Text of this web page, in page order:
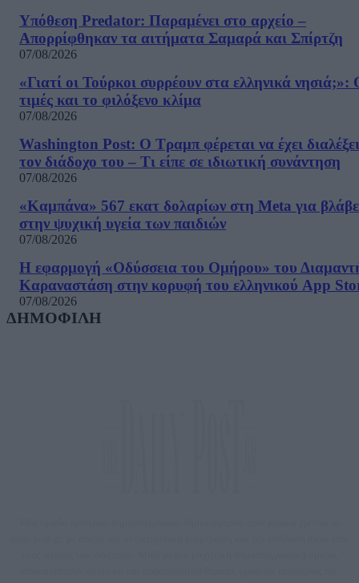
Υπόθεση Predator: Παραμένει στο αρχείο –
Απορρίφθηκαν τα αιτήματα Σαμαρά και Σπίρτζη
07/08/2026
«Γιατί οι Τούρκοι συρρέουν στα ελληνικά νησιά;»:
τιμές και το φιλόξενο κλίμα
07/08/2026
Washington Post: Ο Τραμπ φέρεται να έχει διαλέξει
τον διάδοχο του – Τι είπε σε ιδιωτική συνάντηση
07/08/2026
«Καμπάνα» 567 εκατ δολαρίων στη Meta για
στην ψυχική υγεία των παιδιών
07/08/2026
Η εφαρμογή «Οδύσσεια του Ομήρου» του
Καραναστάση στην κορυφή του ελληνικού App
07/08/2026
ΔΗΜΟΦΙΛΗ